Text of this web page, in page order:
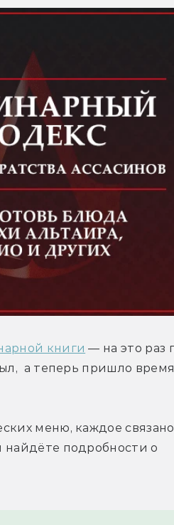
книги — на это раз
а теперь пришло время
меню, каждое связано
найдёте подробности о